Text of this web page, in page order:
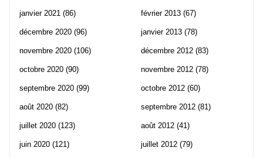
janvier 2021 (86)
décembre 2020 (96)
novembre 2020 (106)
octobre 2020 (90)
septembre 2020 (99)
août 2020 (82)
juillet 2020 (123)
juin 2020 (121)
février 2013 (67)
janvier 2013 (78)
décembre 2012 (83)
novembre 2012 (78)
octobre 2012 (60)
septembre 2012 (81)
août 2012 (41)
juillet 2012 (79)